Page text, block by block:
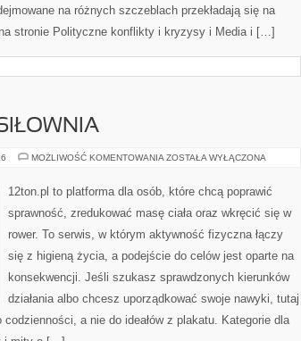
na różnych szczeblach przekładają się na
stronie Polityczne konflikty i kryzysy i Media i […]
MOŻLIWOŚĆ KOMENTOWANIA SPRZĘT
SIŁOWNIA
ZOSTAŁA WYŁĄCZONA
12ton.pl to platforma dla osób, które chcą poprawić
sprawność, zredukować masę ciała oraz wkręcić się w
rower. To serwis, w którym aktywność fizyczna łączy
się z higieną życia, a podejście do celów jest oparte na
konsekwencji. Jeśli szukasz sprawdzonych kierunków
działania albo chcesz uporządkować swoje nawyki, tutaj
a nie do ideałów z plakatu. Kategorie dla